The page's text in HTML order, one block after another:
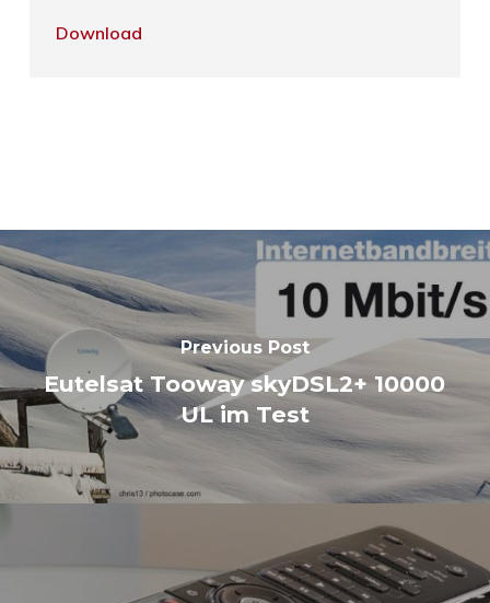
Download
Previous Post
Eutelsat Tooway skyDSL2+ 10000
UL im Test